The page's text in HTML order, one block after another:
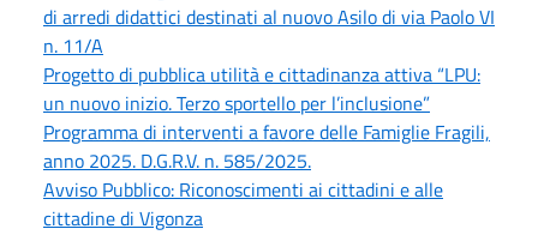
di arredi didattici destinati al nuovo Asilo di via Paolo VI
n. 11/A
Progetto di pubblica utilità e cittadinanza attiva “LPU:
un nuovo inizio. Terzo sportello per l’inclusione”
Programma di interventi a favore delle Famiglie Fragili,
anno 2025. D.G.R.V. n. 585/2025.
Avviso Pubblico: Riconoscimenti ai cittadini e alle
cittadine di Vigonza